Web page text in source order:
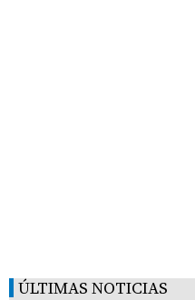
ÚLTIMAS NOTICIAS